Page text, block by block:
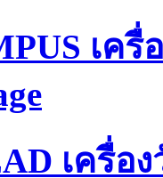
เค
เครื่